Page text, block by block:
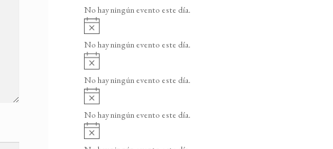
e
n
t
o
s
o
i
o
No hay ningún evento este día.
v
i
o
No hay ningún evento este día.
A
v
i
o
No hay ningún evento este día.
A
v
i
o
No hay ningún evento este día.
v